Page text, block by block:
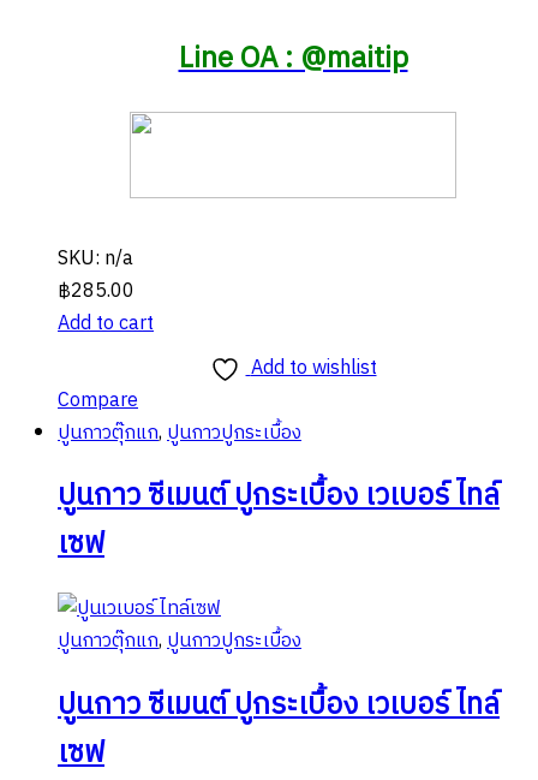
Line OA : @maitip
SKU: n/a
฿285.00
Add to cart
Add to wishlist
Compare
ปูนกาวตุ๊กแก,ปูนกาวปูกระเบื้อง
ปูนกาว ซีเมนต์ ปูกระเบื้อง เวเบอร์ ไทล์
เซฟ
ปูนกาวตุ๊กแก,ปูนกาวปูกระเบื้อง
ปูนกาว ซีเมนต์ ปูกระเบื้อง เวเบอร์ ไทล์
เซฟ